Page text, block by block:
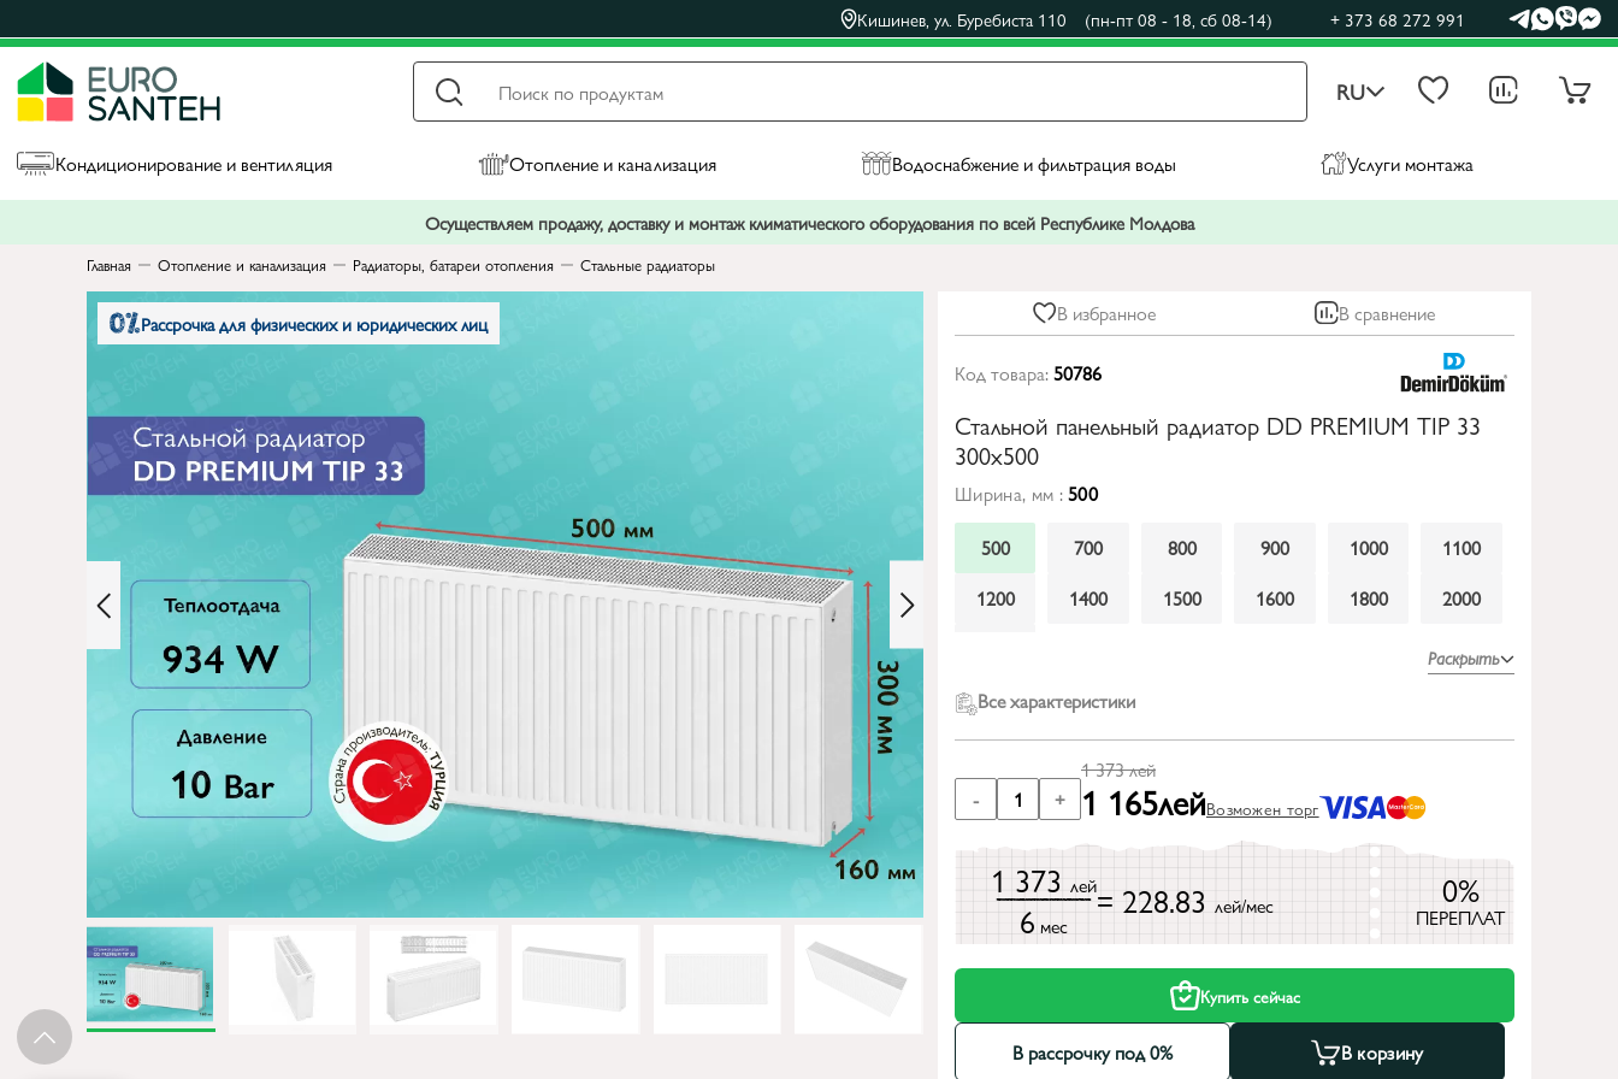
Кишинев, ул. Буребиста 110 (пн-пт 08 - 18, сб 08-14) + 373 68 272 991
RU
Кондиционирование и вентиляция Отопление и канализация Водоснабжение и фильтрация воды Услуги монтажа
Осуществляем продажу, доставку и монтаж климатического оборудования по всей Республике Молдова
Главная Отопление и канализация Радиаторы, батареи отопления Стальные радиаторы
Рассрочка для физических и юридических лиц В избранное В сравнение
Код товара:50786
Стальной панельный радиатор DD PREMIUM TIP 33
300x500
Ширина, мм :500
500
700 800 900 1000
1100
1200
1400 1500 1600 1800
2000
Раскрыть
Все характеристики
- 1 +
1 373лей
1 165лейВозможен торг
1 373 лей
6 мес
= 228.83 лей/мес 0%
ПЕРЕПЛАТ
Купить сейчас
В рассрочку под 0% В корзину